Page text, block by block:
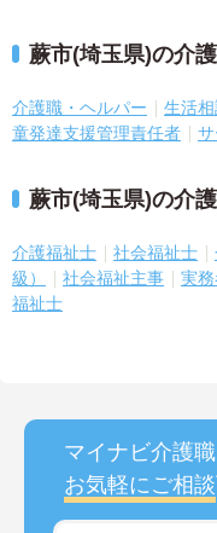
蕨市(埼玉県)の介
介護職・ヘルパー 生活相
童発達支援管理責任者
蕨市(埼玉県)の介
介護福祉士 社会福祉士
級）
社会福祉主事 実務
福祉士
マイナビ介護
お気軽にご相談